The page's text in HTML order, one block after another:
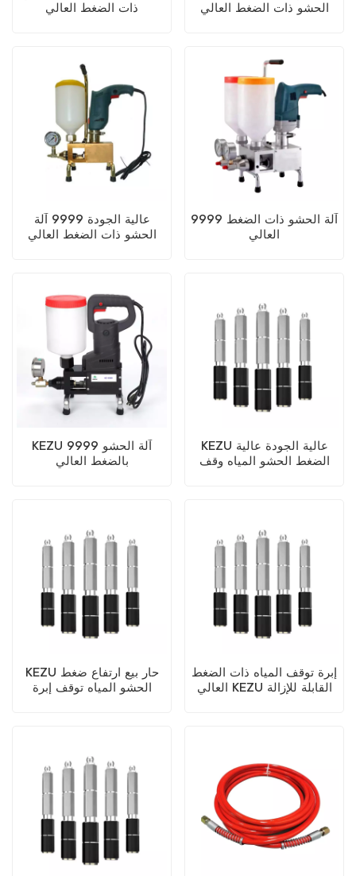
ذات الضغط العالي
الحشو ذات الضغط العالي
عالية الجودة 9999 آلة
الحشو ذات الضغط العالي
9999 آلة الحشو ذات الضغط
العالي
KEZU 9999 آلة الحشو
بالضغط العالي
KEZU عالية الجودة عالية
الضغط الحشو المياه وقف
KEZU حار بيع ارتفاع ضغط
الحشو المياه توقف إبرة
إبرة توقف المياه ذات الضغط
العالي KEZU القابلة للإزالة